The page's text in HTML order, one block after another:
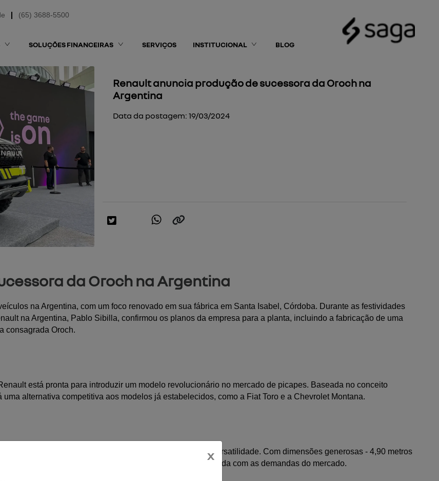
(65) 3688-5500
SOLUÇÕES FINANCEIRAS SERVIÇOS INSTITUCIONAL BLOG
Renault anuncia produção de sucessora da Oroch na
Argentina
Data da postagem: 19/03/2024
da Oroch na Argentina
na Argentina, com um foco renovado em sua fábrica em Santa Isabel, Córdoba. Durante as festividades
na Argentina, Pablo Sibilla, confirmou os planos da empresa para a planta, incluindo a fabricação de uma
consagrada Oroch.
está pronta para introduzir um modelo revolucionário no mercado de picapes. Baseada no conceito
alternativa competitiva aos modelos já estabelecidos, como a Fiat Toro e a Chevrolet Montana.
uma combinação única de tecnologia avançada e versatilidade. Com dimensões generosas - 4,90 metros
espaço e conforto excepcionais, mantendo-se alinhada com as demandas do mercado.
x